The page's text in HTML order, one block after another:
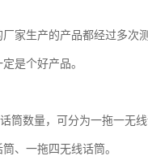
家生产的产品都经过多次
是个好产品。
筒数量，可分为一拖一无
、一拖四无线话筒。